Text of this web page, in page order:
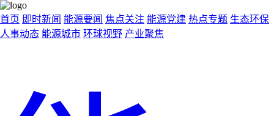
首页 即时新闻 能源要闻 焦点关注 能源党建 热点专题 生态环保
人事动态 能源城市 环球视野 产业聚焦